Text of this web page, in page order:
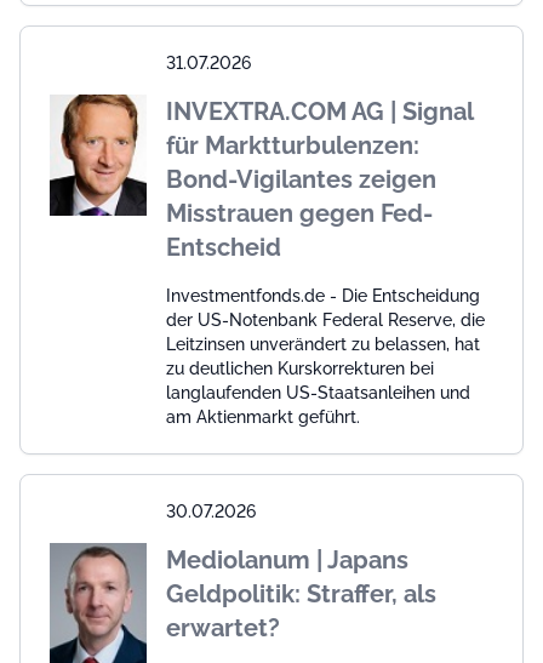
31.07.2026
INVEXTRA.COM AG | Signal
für Marktturbulenzen:
Bond-Vigilantes zeigen
Misstrauen gegen Fed-
Entscheid
Investmentfonds.de - Die Entscheidung
der US-Notenbank Federal Reserve, die
Leitzinsen unverändert zu belassen, hat
zu deutlichen Kurskorrekturen bei
langlaufenden US-Staatsanleihen und
am Aktienmarkt geführt.
30.07.2026
Mediolanum | Japans
Geldpolitik: Straffer, als
erwartet?